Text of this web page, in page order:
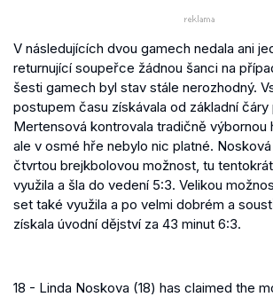
V následujících dvou gamech nedala ani
returnující soupeřce žádnou šanci na
šesti gamech byl stav stále nerozhodný.
postupem času získávala od základní čáry
Mertensová kontrovala tradičně výbornou
ale v osmé hře nebylo nic platné.
čtvrtou brejkbolovou možnost, tu
využila a šla do vedení 5:3. Velikou
set také využila a po velmi dobrém a
získala úvodní dějství za 43 minut 6:3.
18 - Linda Noskova (18) has claimed the